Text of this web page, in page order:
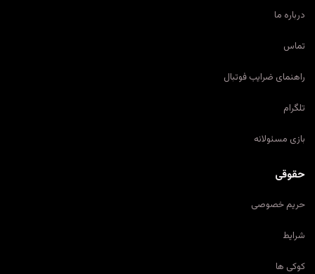
درباره ما
تماس
راهنمای ضرایب فوتبال
تلگرام
بازی مسئولانه
حقوقی
حریم خصوصی
شرایط
کوکی ها